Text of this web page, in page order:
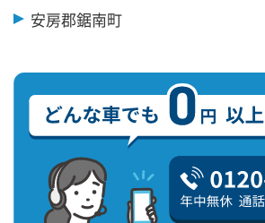
安房郡鋸南町